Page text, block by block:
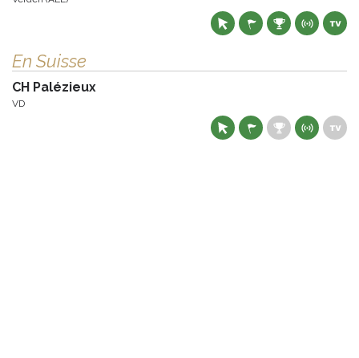
En Suisse
CH Palézieux
VD